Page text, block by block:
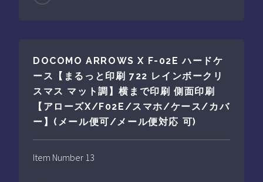
DOCOMO ARROWS X F-02E ハードケ
ース【まるっと印刷 722 レインボークリ
スマス マット調】横まで印刷 側面印刷
【アローズX/F02E/スマホ/ケース/カバ
ー】(メール便可/メール便対応 可)
Item Number 13